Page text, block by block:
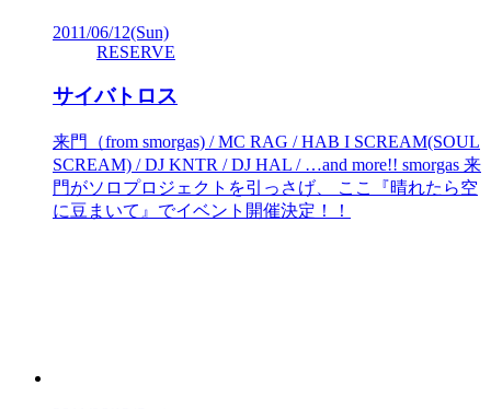
2011/06/12(Sun)
RESERVE
サイバトロス
来門（from smorgas) / MC RAG / HAB I SCREAM(SOUL
SCREAM) / DJ KNTR / DJ HAL / …and more!! smorgas 来
門がソロプロジェクトを引っさげ、 ここ『晴れたら空
に豆まいて』でイベント開催決定！！